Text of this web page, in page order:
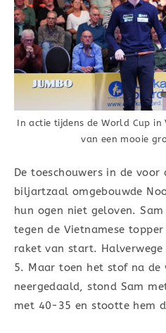
In actie tijdens de World Cup
van een mooie
De toeschouwers in de
biljartzaal omgebouwde
hun ogen niet geloven.
tegen de Vietnamese
raket van start.
5. Maar toen het stof na de
neergedaald, stond Sam
met 40-35 en stootte hem